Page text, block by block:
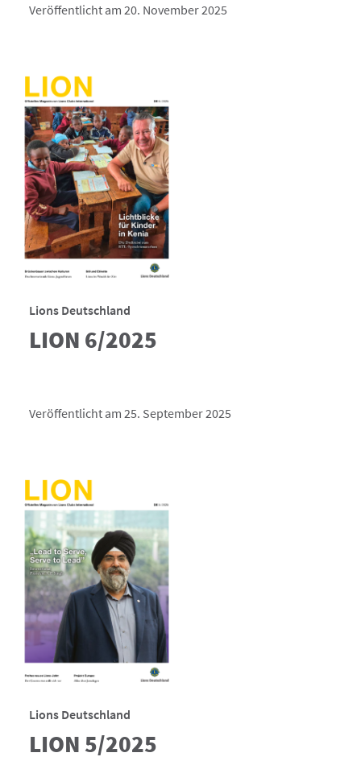
Veröffentlicht am 20. November 2025
Lions Deutschland
LION 6/2025
Veröffentlicht am 25. September 2025
Lions Deutschland
LION 5/2025